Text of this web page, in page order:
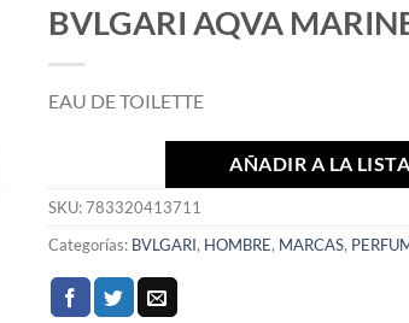
BVLGARI AQVA
EAU DE TOILETTE
AÑADIR A LA
SKU:783320413711
Categorías: BVLGARI, HOMBRE, MARCAS,